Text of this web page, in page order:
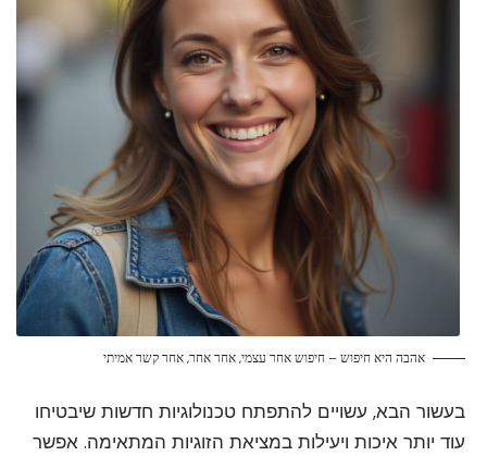
אהבה היא חיפוש – חיפוש אחר עצמי, אחר אחר, אחר קשר אמיתי
בעשור הבא, עשויים להתפתח טכנולוגיות חדשות שיבטיחו
עוד יותר איכות ויעילות במציאת הזוגיות המתאימה. אפשר